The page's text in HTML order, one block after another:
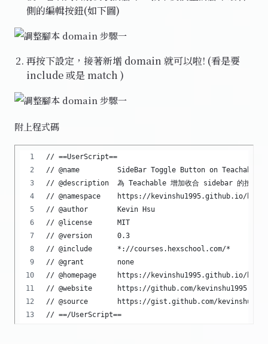
側的編輯按鈕(如下圖)
再按下設定，接著新增 domain 就可以啦! (看是要
include 或是 match )
附上程式碼